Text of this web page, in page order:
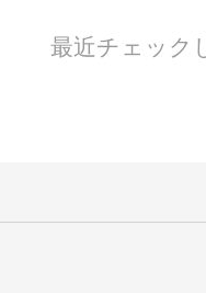
最近チェック